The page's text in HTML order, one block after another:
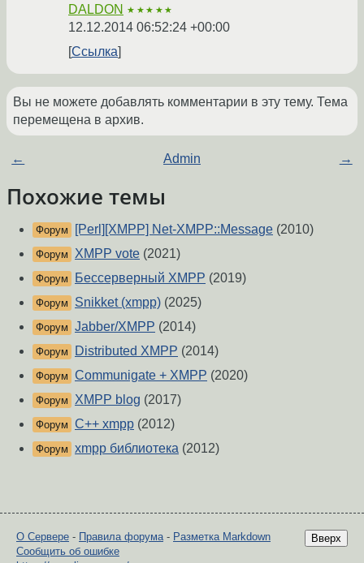
DALDON ★★★★★
12.12.2014 06:52:24 +00:00
Ссылка
Вы не можете добавлять комментарии в эту тему. Тема
перемещена в архив.
← Admin →
Похожие темы
Форум [Perl][XMPP] Net-XMPP::Message (2010)
Форум XMPP vote (2021)
Форум Бессерверный XMPP (2019)
Форум Snikket (xmpp) (2025)
Форум Jabber/XMPP (2014)
Форум Distributed XMPP (2014)
Форум Communigate + XMPP (2020)
Форум XMPP blog (2017)
Форум C++ xmpp (2012)
Форум xmpp библиотека (2012)
Вверх
О Сервере - Правила форума - Разметка Markdown
Сообщить об ошибке